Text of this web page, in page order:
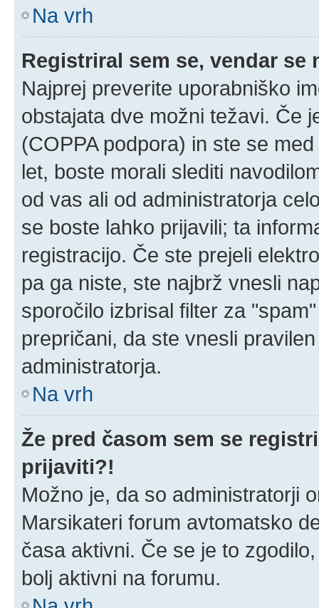
Na vrh
Registriral sem se, vendar se
Najprej preverite uporabniško
obstajata dve možni težavi. Če
(COPPA podpora) in ste se
let, boste morali slediti
od vas ali od administratorja
se boste lahko prijavili; ta
registracijo. Če ste prejeli
pa ga niste, ste najbrž vnesli
sporočilo izbrisal filter za
prepričani, da ste vnesli
administratorja.
Na vrh
Že pred časom sem se
prijaviti?!
Možno je, da so administratorji
Marsikateri forum avtomatsko
časa aktivni. Če se je to
bolj aktivni na forumu.